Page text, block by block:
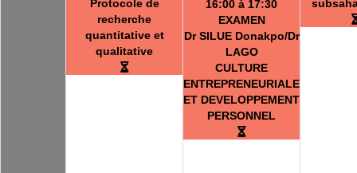
Protocole de
recherche
quantitative et
qualitative
16:00 à 17:30
EXAMEN
Dr SILUE Donakpo/Dr
LAGO
CULTURE
ENTREPRENEURIALE
ET DEVELOPPEMENT
PERSONNEL